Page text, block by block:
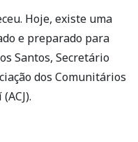
Hoje, existe uma
e preparado para
Santos, Secretário
dos Comunitários